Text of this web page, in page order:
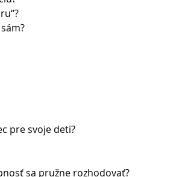
pre svoje deti?
sa pružne rozhodovať?